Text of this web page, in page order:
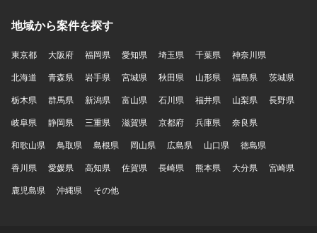
地域から案件を探す
東京都 大阪府 福岡県 愛知県 埼玉県 千葉県
神奈川県
北海道
青森県 岩手県 宮城県 秋田県 山形県 福島県
茨城県
栃木県
群馬県 新潟県 富山県 石川県 福井県 山梨県
長野県
岐阜県
静岡県 三重県 滋賀県 京都府 兵庫県
奈良県
和歌山県
鳥取県 島根県 岡山県 広島県 山口県
徳島県
香川県
愛媛県 高知県 佐賀県 長崎県 熊本県 大分県
宮崎県
鹿児島県
沖縄県 その他